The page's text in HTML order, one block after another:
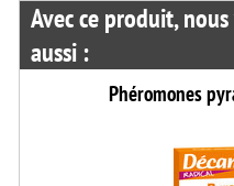
Avec ce produit,
aussi :
Phéromones